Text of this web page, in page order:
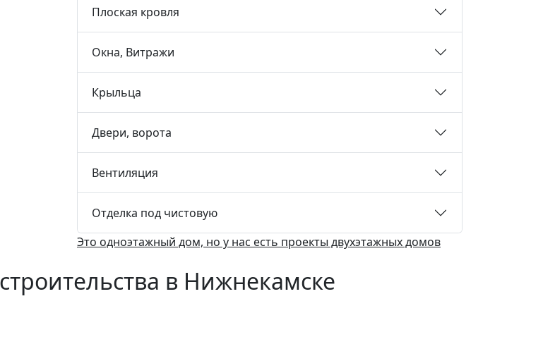
Плоская кровля
Окна, Витражи
Крыльца
Двери, ворота
Вентиляция
Отделка под чистовую
Это одноэтажный дом, но у нас есть проекты двухэтажных домов
в Нижнекамске